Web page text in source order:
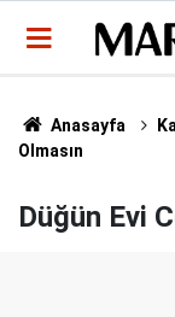
Anasayfa
Olmasın
Düğün Evi